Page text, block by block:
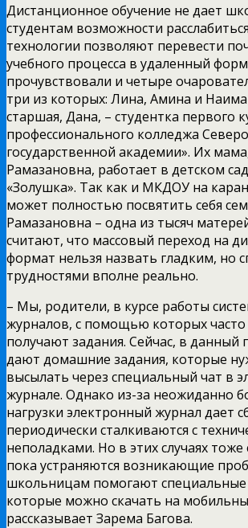
Дистанционное обучение не дает
студентам возможности
технологии позволяют перевести
учебного процесса в удаленный
прочувствовали и четыре
три из которых: Лина, Амина и
старшая, Дана, – студентка первого
профессионального колледжа
государственной академии». Их
Рамазановна, работает в детском
«Золушка». Так как и МКДОУ на
может полностью посвятить себя
Рамазановна – одна из тысяч
считают, что массовый переход на
формат нельзя назвать гладким, но
трудностями вполне реально.
– Мы, родители, в курсе работы
журналов, с помощью которых
получают задания. Сейчас, в данный
дают домашние задания, которые
высылать через специальный чат в
журнале. Однако из-за неожиданно
нагрузки электронный журнал дает
периодически сталкиваются с
неполадками. Но в этих случаях
пока устраняются возникающие
школьницам помогают
которые можно скачать на
рассказывает Зарема Багова.